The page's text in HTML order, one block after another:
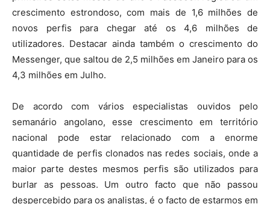
crescimento estrondoso, com mais de 1,6 milhões de
novos perfis para chegar até os 4,6 milhões de
utilizadores. Destacar ainda também o crescimento do
Messenger, que saltou de 2,5 milhões em Janeiro para os
4,3 milhões em Julho.
De acordo com vários especialistas ouvidos pelo
semanário angolano, esse crescimento em território
nacional pode estar relacionado com a enorme
quantidade de perfis clonados nas redes sociais, onde a
maior parte destes mesmos perfis são utilizados para
burlar as pessoas. Um outro facto que não passou
despercebido para os analistas, é o facto de estarmos em